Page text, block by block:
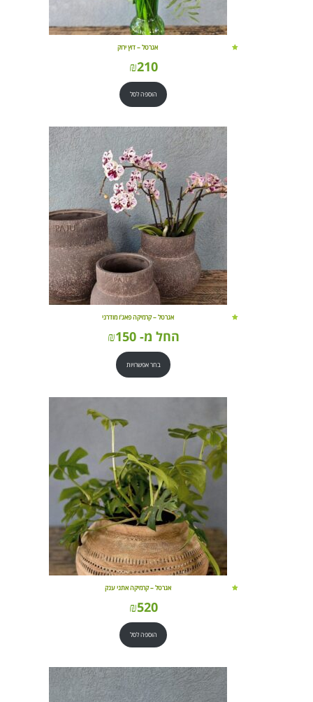
אגרטל – דוץ ירוק
₪210
הוספה לסל
אגרטל – קרמיקה פאג'ו מודרני
החל מ- ₪150
בחר אפשרויות
אגרטל – קרמיקה אתני ענק
₪520
הוספה לסל